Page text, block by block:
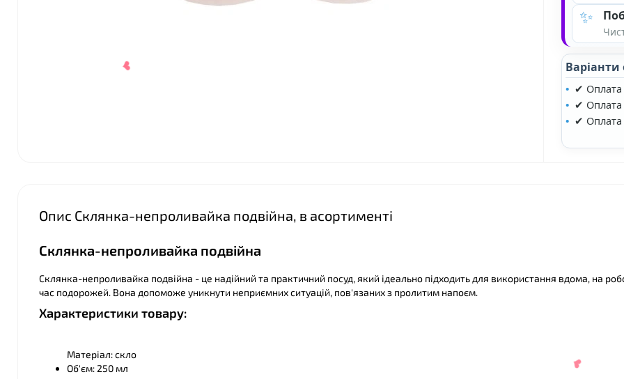
✨
✔ Оплата
✔ Оплата
✔ Оплата
Опис Склянка-непроливайка подвійна, в асортименті
Склянка-непроливайка подвійна
Склянка-непроливайка подвійна - це надійний та практичний посуд, який ідеально підходить для використання вдома, на
час подорожей. Вона допоможе уникнути неприємних ситуацій, пов'язаних з пролитим напоєм.
Характеристики товару:
Матеріал: скло
Об'єм: 250 мл